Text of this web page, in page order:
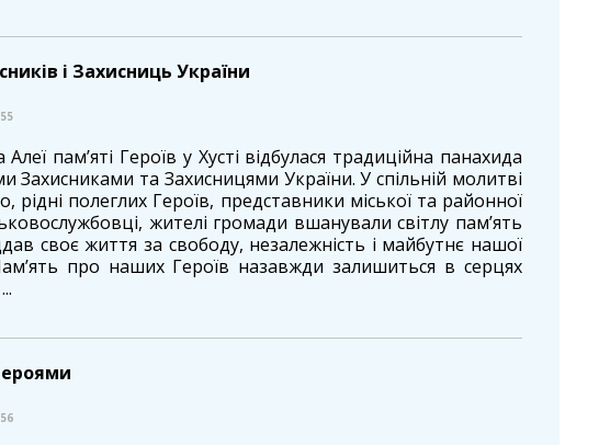
і Захисниць України
пам’яті Героїв у Хусті відбулася традиційна панахида
Захисниками та Захисницями України. У спільній молитві
рідні полеглих Героїв, представники міської та районної
жителі громади вшанували світлу пам’ять
своє життя за свободу, незалежність і майбутнє нашої
про наших Героїв назавжди залишиться в серцях